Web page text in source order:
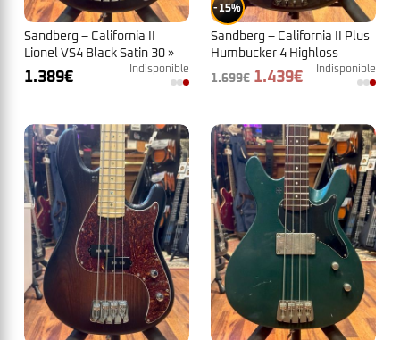
Sandberg – California II
Lionel VS4 Black Satin 30 »
N°37382
1.389€ Indisponible
15%
Sandberg – California II Plus
Humbucker 4 Highloss
Anthracite N° 41529
1.699€ Le
1.699€.
1.439€Le
1.439€.
Indisponible